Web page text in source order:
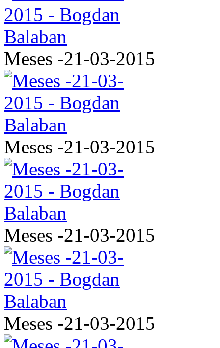
Meses -21-03-2015
Meses -21-03-2015
Meses -21-03-2015
Meses -21-03-2015